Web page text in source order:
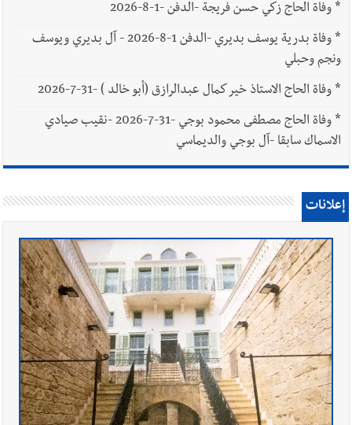
*وفاة الحاج زكي حسن فريجة -الدفن -1-8-2026
*
وفاة بدرية يوسف بديري -الدفن 1-8-2026 - آل بديري ويوسف
ونجم وحبلي
*وفاة الحاج الاستاذ خير كمال عبدالرازق (أبو خالد ) -31-7-2026
*
وفاة الحاج مصطفى محمود بوجي -31-7-2026 -نقيب صيادي
الاسماك سابقا -آل بوجي والديماسي
إعلانات